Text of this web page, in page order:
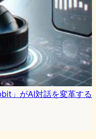
」がAI対話を変革する